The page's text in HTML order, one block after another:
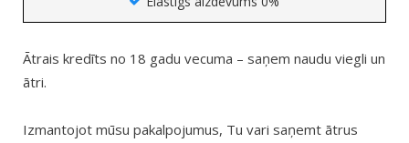
Ātrais kredīts no 18 gadu vecuma – saņem naudu viegli un
ātri.
Izmantojot mūsu pakalpojumus, Tu vari saņemt ātrus